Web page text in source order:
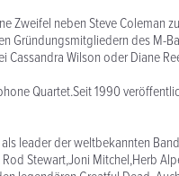
Zweifel neben Steve
Gründungsmitgliedern des M-
Cassandra Wilson oder Diane
Quartet.Seit 1990
leader der weltbekannten
Stewart,Joni Mitchel,Herb